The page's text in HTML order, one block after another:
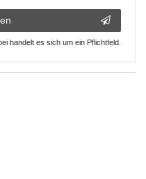
handelt es sich um ein Pflichtfeld.